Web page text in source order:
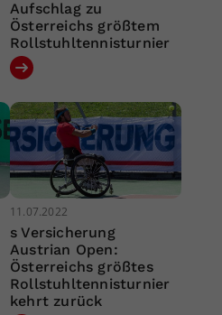
Aufschlag zu
Österreichs größtem
Rollstuhltennisturnier
11.07.2022
s Versicherung
Austrian Open:
Österreichs größtes
Rollstuhltennisturnier
kehrt zurück